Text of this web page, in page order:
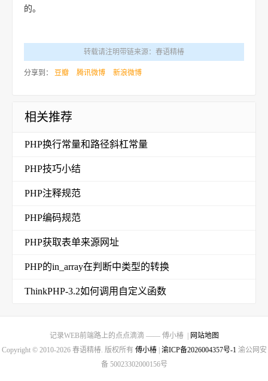
的。
转载请注明带链来源：春语精椿
分享到： 豆瓣 腾讯微博 新浪微博
相关推荐
PHP换行常量和路径斜杠常量
PHP技巧小结
PHP注释规范
PHP编码规范
PHP获取表单来源网址
PHP的in_array在判断中类型的转换
ThinkPHP-3.2如何调用自定义函数
记录WEB前端路上的点点滴滴 —— 傅小椿 |
网站地图
Copyright © 2010-2026 春语精椿. 版权所有 傅小椿| 渝ICP备2026004357号-1渝公网安
备 50023302000156号